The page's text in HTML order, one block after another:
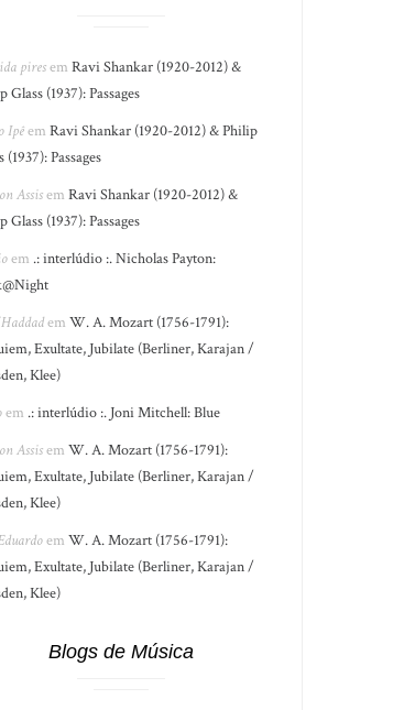
piresemRavi Shankar (1920-2012) &
Glass (1937): Passages
IpêemRavi Shankar (1920-2012) & Philip
(1937): Passages
AssisemRavi Shankar (1920-2012) &
Glass (1937): Passages
em .: interlúdio :. Nicholas Payton:
emW. A. Mozart (1756-1791):
Exultate, Jubilate (Berliner, Karajan /
Klee)
em .: interlúdio :. Joni Mitchell: Blue
AssisemW. A. Mozart (1756-1791):
Exultate, Jubilate (Berliner, Karajan /
Klee)
emW. A. Mozart (1756-1791):
Exultate, Jubilate (Berliner, Karajan /
Klee)
Blogs de Música